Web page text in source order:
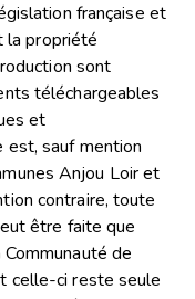
française et
la propriété
sont
téléchargeables
et
est, sauf mention
Anjou Loir et
contraire, toute
être faite que
de
celle-ci reste seule